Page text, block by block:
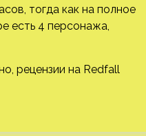
тогда как на полное
есть 4 персонажа,
рецензии на Redfall